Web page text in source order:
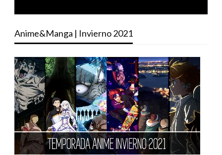
Anime&Manga | Invierno 2021